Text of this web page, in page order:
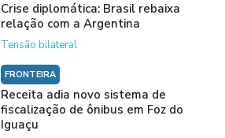
Crise diplomática: Brasil rebaixa
relação com a Argentina
Tensão bilateral
FRONTEIRA
Receita adia novo sistema de
fiscalização de ônibus em Foz do
Iguaçu